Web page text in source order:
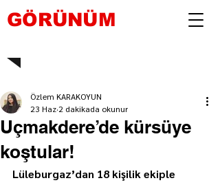
GÖRÜNÜM
Uçmakdere’de kürsüye
koştular!
Özlem KARAKOYUN
23 Haz 2 dakikada okunur
Lüleburgaz’dan 18 kişilik ekiple